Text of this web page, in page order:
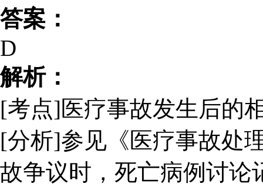
答案：
D
解析：
[考点]医疗事故发生后的
[分析]参见《医疗事故处
故争议时，死亡病例讨论